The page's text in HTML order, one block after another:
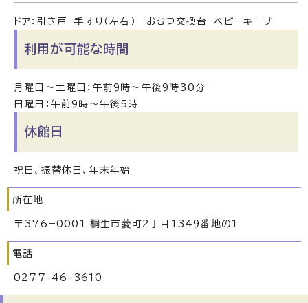
ドア：引き戸 手すり（左右） おむつ交換台 ベビーキープ
利用が可能な時間
月曜日～土曜日：午前9時～午後9時30分
日曜日：午前9時～午後5時
休館日
祝日、振替休日、年末年始
所在地
〒376−0001 桐生市菱町2丁目1349番地の1
電話
0277-46-3610